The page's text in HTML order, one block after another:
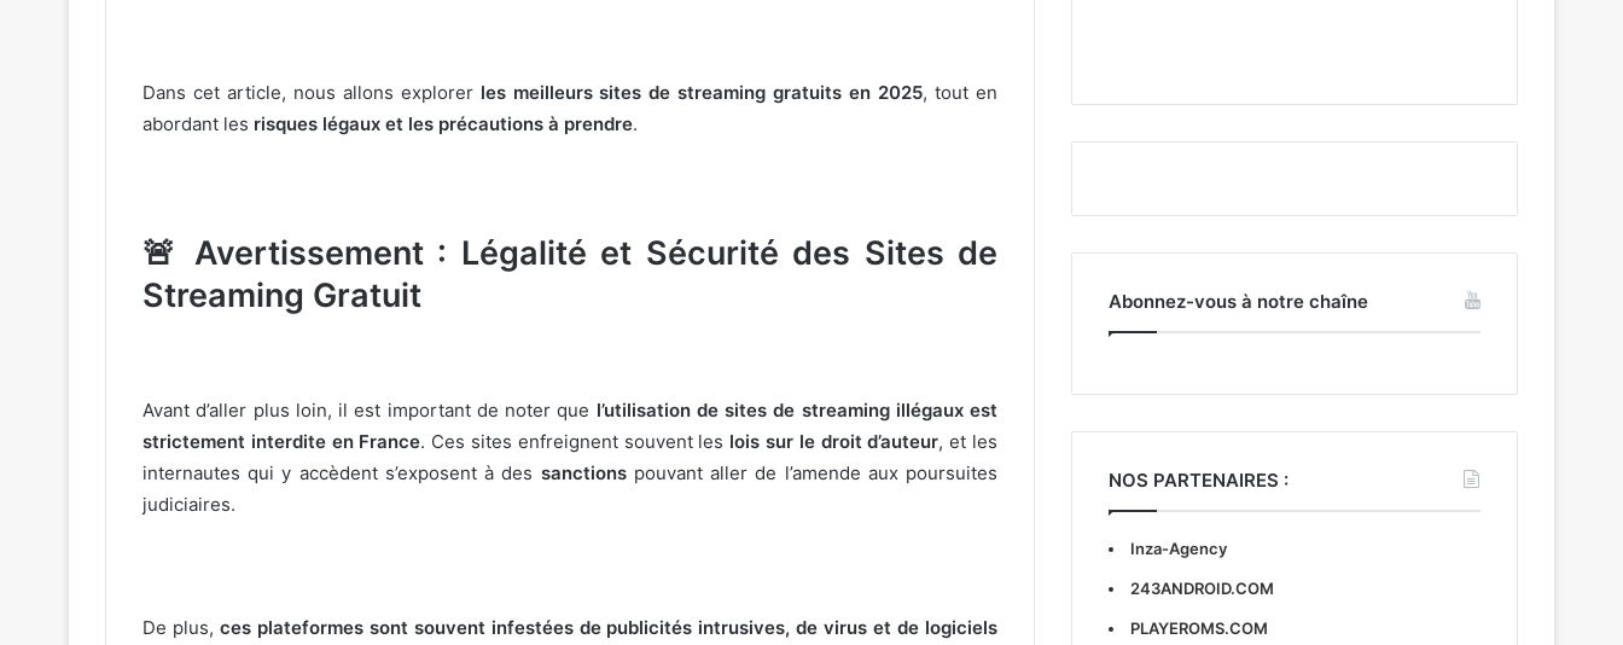
Dans cet article, nous allons explorer les meilleurs sites de streaming gratuits en 2025, tout en
abordant les risques légaux et les précautions à prendre.
🚨 Avertissement : Légalité et Sécurité des Sites de
Streaming Gratuit
Avant d’aller plus loin, il est important de noter que l’utilisation de sites de streaming illégaux est
strictement interdite en France. Ces sites enfreignent souvent les lois sur le droit d’auteur, et les
internautes qui y accèdent s’exposent à des sanctionspouvant aller de l’amende aux poursuites
judiciaires.
De plus, ces plateformes sont souvent infestées de publicités intrusives, de virus et de logiciels
Abonnez-vous à notre chaîne
NOS PARTENAIRES :
Inza-Agency
243ANDROID.COM
PLAYEROMS.COM